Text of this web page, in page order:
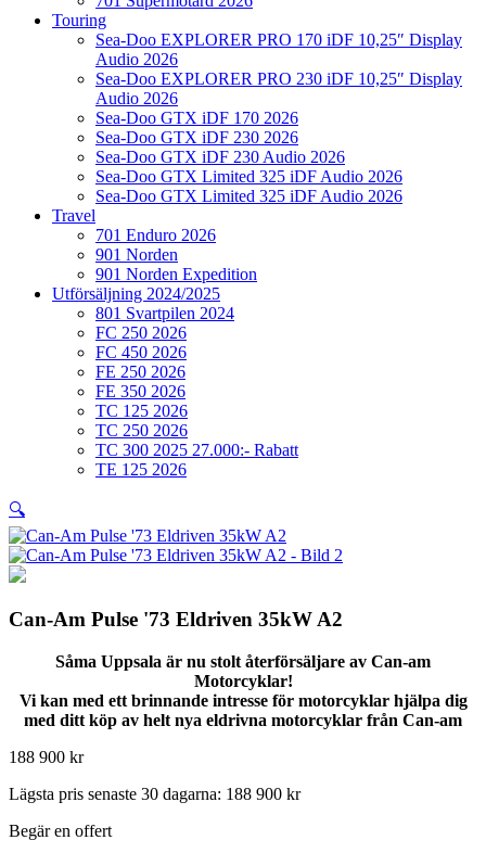
Touring
Sea-Doo EXPLORER PRO 170 iDF 10,25″ Display
Audio 2026
Sea-Doo EXPLORER PRO 230 iDF 10,25″ Display
Audio 2026
Sea-Doo GTX iDF 170 2026
Sea-Doo GTX iDF 230 2026
Sea-Doo GTX iDF 230 Audio 2026
Sea-Doo GTX Limited 325 iDF Audio 2026
Sea-Doo GTX Limited 325 iDF Audio 2026
Travel
701 Enduro 2026
901 Norden
901 Norden Expedition
Utförsäljning 2024/2025
801 Svartpilen 2024
FC 250 2026
FC 450 2026
FE 250 2026
FE 350 2026
TC 125 2026
TC 250 2026
TC 300 2025 27.000:- Rabatt
TE 125 2026
🔍
Can-Am Pulse '73 Eldriven 35kW A2
Såma Uppsala är nu stolt återförsäljare av Can-am
Motorcyklar!
Vi kan med ett brinnande intresse för motorcyklar hjälpa dig
med ditt köp av helt nya eldrivna motorcyklar från Can-am
188 900 kr
Lägsta pris senaste 30 dagarna: 188 900 kr
Begär en offert